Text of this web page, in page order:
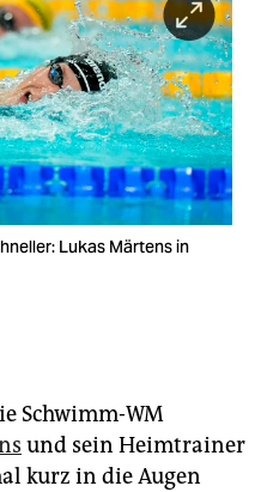
Lukas Märtens in
Schwimm-WM
und sein Heimtrainer
kurz in die Augen